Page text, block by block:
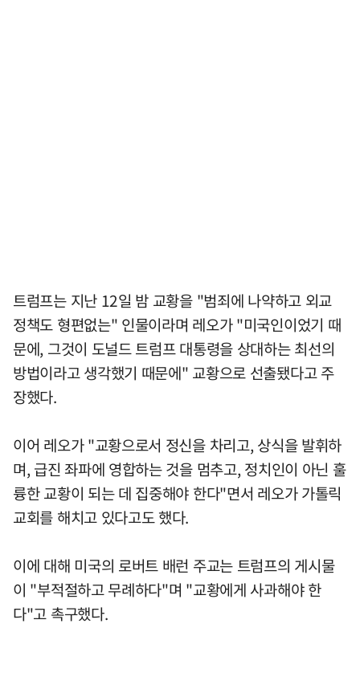
트럼프는 지난 12일 밤 교황을 "범죄에 나약하고 외교
정책도 형편없는" 인물이라며 레오가 "미국인이었기 때
문에, 그것이 도널드 트럼프 대통령을 상대하는 최선의
방법이라고 생각했기 때문에" 교황으로 선출됐다고 주
장했다.
이어 레오가 "교황으로서 정신을 차리고, 상식을 발휘하
며, 급진 좌파에 영합하는 것을 멈추고, 정치인이 아닌 훌
륭한 교황이 되는 데 집중해야 한다"면서 레오가 가톨릭
교회를 해치고 있다고도 했다.
이에 대해 미국의 로버트 배런 주교는 트럼프의 게시물
이 "부적절하고 무례하다"며 "교황에게 사과해야 한
다"고 촉구했다.